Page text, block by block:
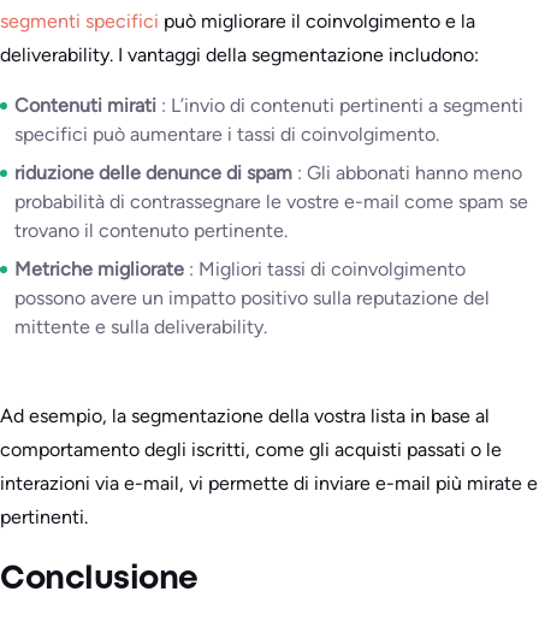
segmenti specifici può migliorare il coinvolgimento e la
deliverability. I vantaggi della segmentazione includono:
Contenuti mirati : L’invio di contenuti pertinenti a segmenti
specifici può aumentare i tassi di coinvolgimento.
riduzione delle denunce di spam : Gli abbonati hanno meno
probabilità di contrassegnare le vostre e-mail come spam se
trovano il contenuto pertinente.
Metriche migliorate : Migliori tassi di coinvolgimento
possono avere un impatto positivo sulla reputazione del
mittente e sulla deliverability.
Ad esempio, la segmentazione della vostra lista in base al
comportamento degli iscritti, come gli acquisti passati o le
interazioni via e-mail, vi permette di inviare e-mail più mirate e
pertinenti.
Conclusione